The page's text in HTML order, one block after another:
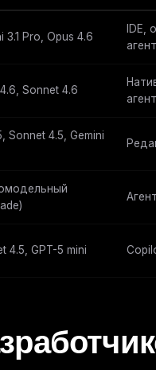
3.1 Pro, Opus 4.6
IDE,
Sonnet 4.6
агент
Sonnet 4.5, Gemini
4.5, GPT-5 mini
AI builders
and LLM